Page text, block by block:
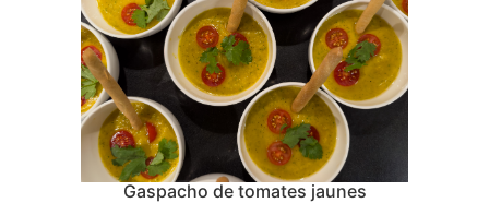
Gaspacho de tomates jaunes